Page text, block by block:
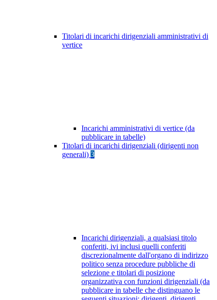
Titolari di incarichi dirigenziali amministrativi di
vertice
Incarichi amministrativi di vertice (da
pubblicare in tabelle)
Titolari di incarichi dirigenziali (dirigenti non
generali) 3
Incarichi dirigenziali, a qualsiasi titolo
conferiti, ivi inclusi quelli conferiti
discrezionalmente dall'organo di indirizzo
politico senza procedure pubbliche di
selezione e titolari di posizione
organizzativa con funzioni dirigenziali (da
pubblicare in tabelle che distinguano le